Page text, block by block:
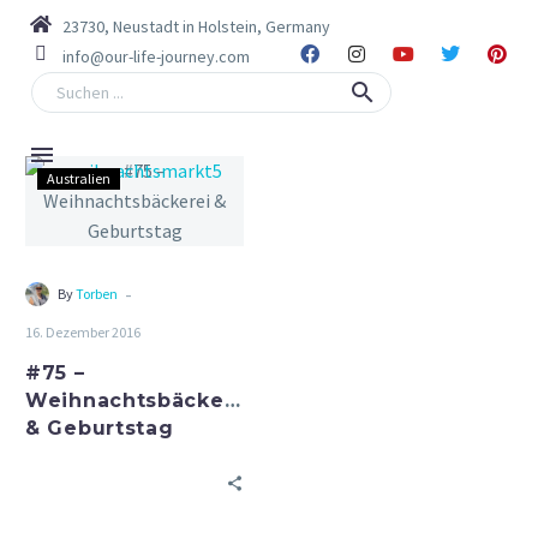
23730, Neustadt in Holstein, Germany
info@our-life-journey.com
Australien
ByTorben -
16. Dezember 2016
#75 –
Weihnachtsbäckerei
& Geburtstag